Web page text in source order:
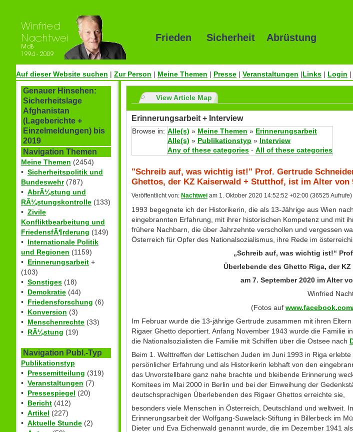
Frieden Sicherheit Abrüstung
Auf dieser Website suchen | Zur Person | Meine Themen | Presse | Veranstaltungen |Links | Login |
Genauer Hinsehen:
Sicherheitslage
Afghanistan
(Lageberichte +
Einzelmeldungen) bis
2019
Navigation Themen
Meine Themen (2454)
• Sicherheitspolitik und
Bundeswehr(787)
• AbrÃ¼stung und
RÃ¼stungskontrolle (133)
• Zivile
Konfliktbearbeitung und
FriedensfÃ¶rderung (149)
• Internationale Politik
und Regionen (1159)
• Erinnerungsarbeit +
(103)
• Sonstiges (18)
• Demokratie (44)
• Friedensforschung (6)
• Konversion (3)
• Menschenrechte (33)
• RÃ¼stung (19)
Navigation Publ.-Typ
Publikationstyp
• Pressemitteilung (319)
• Veranstaltungen (7)
• Pressespiegel (20)
• Bericht (412)
• Artikel (227)
• Aktuelle Stunde (2)
View Article Map
Erinnerungsarbeit + Interview
Browse in: Alle(s) » Meine Themen » Erinnerungsarbeit
Alle(s) » Publikationstyp » Interview
Any of these categories - All of these categories
"Schreib auf, was wichtig ist!" Prof. Gertrude
Ghettos, der KZ Kaiserwald + Stutthof, ist im Alter von
Veröffentlicht von: Nachtwei am 1. Oktober 2020 14:52:52 +02:00 (36525 Aufrufe)
1993 begegnete ich der Historikerin, die als 13-Jährige aus Wien
eingebrannten Erfahrung, mit ihrer historischen Kompetenz und mit
frühere Nachbarn, die über Jahrzehnte verschollen und vergessen
Österreich für Opfer des Nationalsozialismus, ihre Rede im
„Schreib auf, was wichtig ist!“
Überlebende des Ghetto Riga, der
am 7. September 2020 im Alter
Winfried
(Fotos auf
Im Februar wurde die 13-jährige Gertrude zusammen mit ihren
Rigaer Ghetto deportiert. Anfang November 1943 wurde die Familie
die Nationalsozialisten die Familie mit Schiffen über die Ostsee nach
Beim 1. Welttreffen der Lettischen Juden im Juni 1993 in Riga
persönlicher Erfahrung und als Historikerin lebhaft von den
das Unvorstellbare ganz nahe brachte und bleibende Erinnerung
Komitees im Mai 2000 in Berlin und bei der Einweihung der
deutschsprachigen Überlebenden des Rigaer Ghettos erreichte sie,
besonders viele Menschen in Österreich, Deutschland und weltweit.
Erinnerungsarbeit der Wolfgang-Suwelack-Stiftung in Billerbeck im
Dieter und Eva Eichenwald genannt wurde, die im Dezember 1941